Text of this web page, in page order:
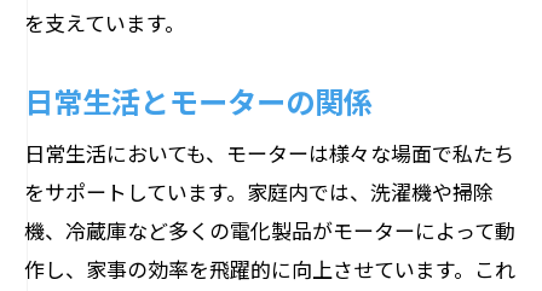
を支えています。
日常生活とモーターの関係
日常生活においても、モーターは様々な場面で私たち
をサポートしています。家庭内では、洗濯機や掃除
機、冷蔵庫など多くの電化製品がモーターによって動
作し、家事の効率を飛躍的に向上させています。これ